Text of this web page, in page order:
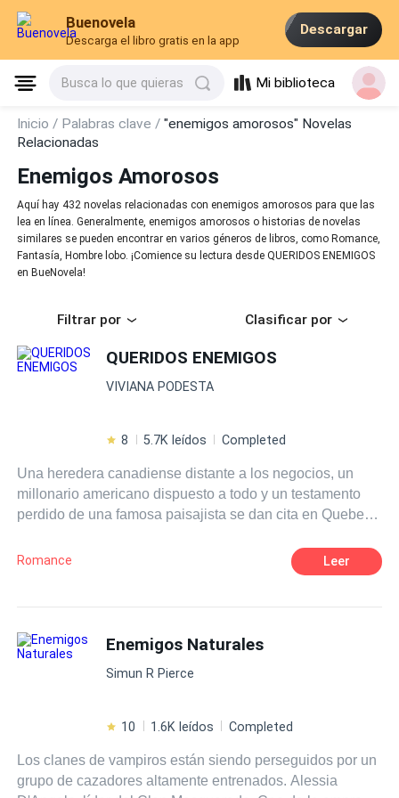
Buenovela
Descarga el libro gratis en la app
Descargar
Busca lo que quieras Mi biblioteca
Inicio / Palabras clave /"enemigos amorosos" Novelas
Relacionadas
Enemigos Amorosos
Aquí hay 432 novelas relacionadas con enemigos amorosos para que las
lea en línea. Generalmente, enemigos amorosos o historias de novelas
similares se pueden encontrar en varios géneros de libros, como Romance,
Fantasía, Hombre lobo. ¡Comience su lectura desde QUERIDOS ENEMIGOS
en BueNovela!
Filtrar por Clasificar por
QUERIDOS ENEMIGOS
VIVIANA PODESTA
8 5.7K leídos Completed
Una heredera canadiense distante a los negocios, un
millonario americano dispuesto a todo y un testamento
perdido de una famosa paisajista se dan cita en Quebec.
hospicio por el que la muchacha siente particular
predilección. Solo Leonard, un criado leal, parece tener la
acostumbrado a enredarlo todo, un letrado francés, un
adorable huérfano y un imprevisto romance tras el odio
Romance Leer
Enemigos Naturales
Simun R Pierce
10 1.6K leídos Completed
Los clanes de vampiros están siendo perseguidos por un
grupo de cazadores altamente entrenados. Alessia